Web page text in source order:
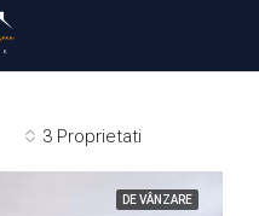
3 Proprietati
DE VÂNZARE